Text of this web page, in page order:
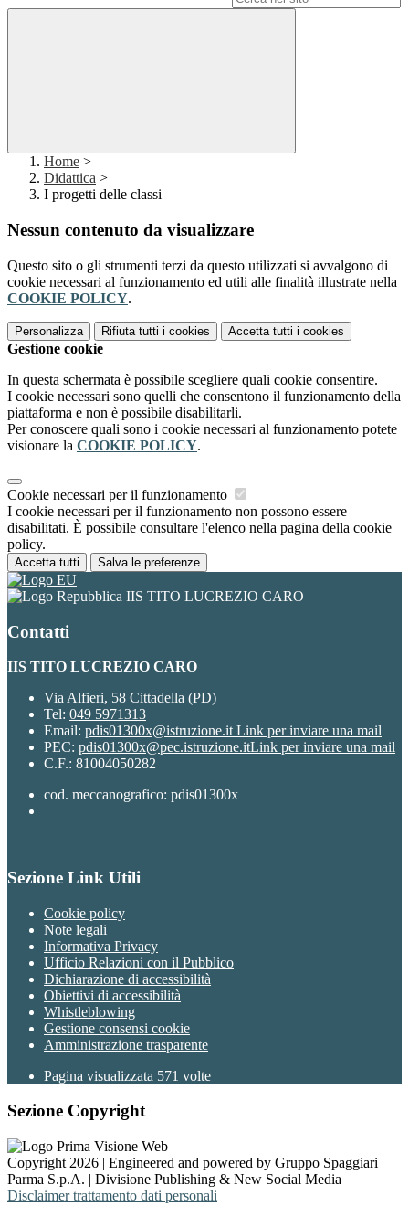
Home >
Didattica >
I progetti delle classi
Nessun contenuto da visualizzare
Questo sito o gli strumenti terzi da questo utilizzati si avvalgono di
cookie necessari al funzionamento ed utili alle finalità illustrate nella
COOKIE POLICY.
Personalizza Rifiuta tutti i cookies Accetta tutti i cookies
Gestione cookie
In questa schermata è possibile scegliere quali cookie consentire.
I cookie necessari sono quelli che consentono il funzionamento della
piattaforma e non è possibile disabilitarli.
Per conoscere quali sono i cookie necessari al funzionamento potete
visionare la COOKIE POLICY.
Cookie necessari per il funzionamento
I cookie necessari per il funzionamento non possono essere
disabilitati. È possibile consultare l'elenco nella pagina della cookie
policy.
Accetta tutti Salva le preferenze
IIS TITO LUCREZIO CARO
Contatti
IIS TITO LUCREZIO CARO
Via Alfieri, 58 Cittadella (PD)
Tel: 049 5971313
Email: pdis01300x@istruzione.it Link per inviare una mail
PEC: pdis01300x@pec.istruzione.itLink per inviare una mail
C.F.: 81004050282
cod. meccanografico: pdis01300x
Sezione Link Utili
Cookie policy
Note legali
Informativa Privacy
Ufficio Relazioni con il Pubblico
Dichiarazione di accessibilità
Obiettivi di accessibilità
Whistleblowing
Gestione consensi cookie
Amministrazione trasparente
Pagina visualizzata 571 volte
Sezione Copyright
Copyright 2026 | Engineered and powered by Gruppo Spaggiari
Parma S.p.A. | Divisione Publishing & New Social Media
Disclaimer trattamento dati personali